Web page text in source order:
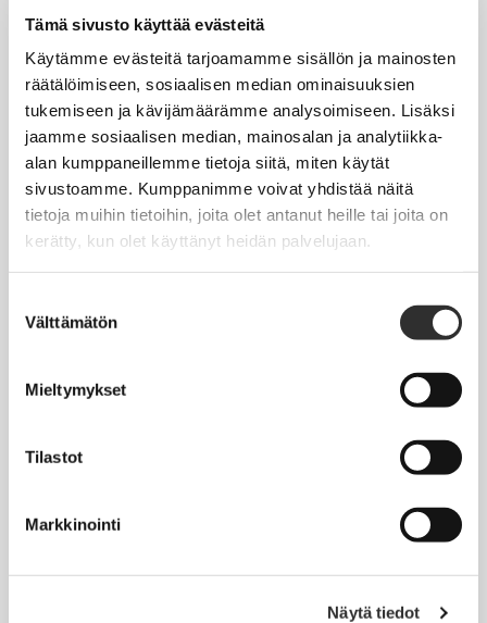
Tämä sivusto käyttää evästeitä
Käytämme evästeitä tarjoamamme sisällön ja mainosten
räätälöimiseen, sosiaalisen median ominaisuuksien
tukemiseen ja kävijämäärämme analysoimiseen. Lisäksi
jaamme sosiaalisen median, mainosalan ja analytiikka-
alan kumppaneillemme tietoja siitä, miten käytät
sivustoamme. Kumppanimme voivat yhdistää näitä
tietoja muihin tietoihin, joita olet antanut heille tai joita on
kerätty, kun olet käyttänyt heidän palvelujaan.
valinta
Välttämätön
Mieltymykset
Tilastot
Markkinointi
Näytä tiedot
Henkilöjäsenyys
Liittojäsenyys
Jäsenmaksujen työnantajaperintä
Jäsentietojen päivittäminen
Matkalaskut
AJANKOHTAISTA